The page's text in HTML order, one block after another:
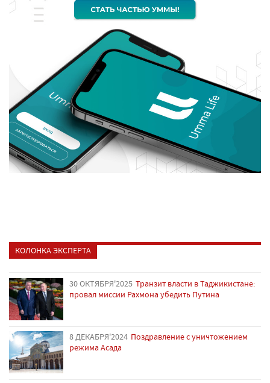
КОЛОНКА ЭКСПЕРТА
30 ОКТЯБРЯ'2025 Транзит власти в Таджикистане:
провал миссии Рахмона убедить Путина
8 ДЕКАБРЯ'2024 Поздравление с уничтожением
режима Асада